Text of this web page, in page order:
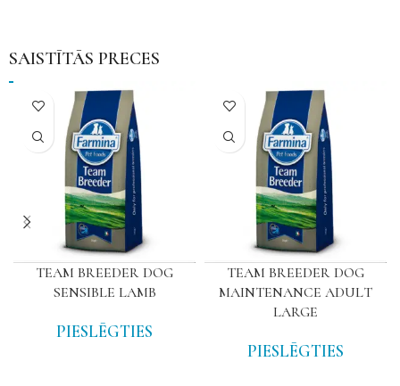
SAISTĪTĀS PRECES
TEAM BREEDER DOG
SENSIBLE LAMB
PIESLĒGTIES
TEAM BREEDER DOG
MAINTENANCE ADULT
LARGE
PIESLĒGTIES